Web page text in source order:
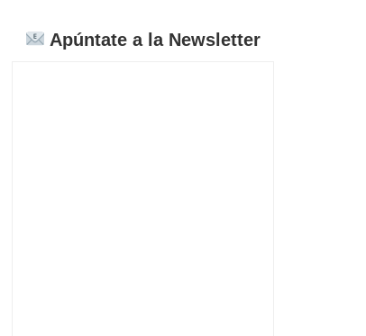
Apúntate a la Newsletter